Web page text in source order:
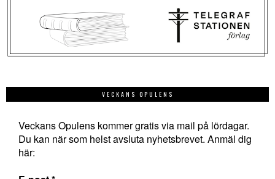
VECKANS OPULENS
Veckans Opulens kommer gratis via mail på lördagar.
Du kan när som helst avsluta nyhetsbrevet. Anmäl dig
här: